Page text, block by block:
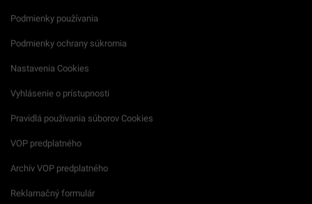
Podmienky používania
Podmienky ochrany súkromia
Nastavenia Cookies
Vyhlásenie o prístupnosti
Pravidlá používania súborov Cookies
VOP predplatného
Archív VOP predplatného
Reklamačný formulár